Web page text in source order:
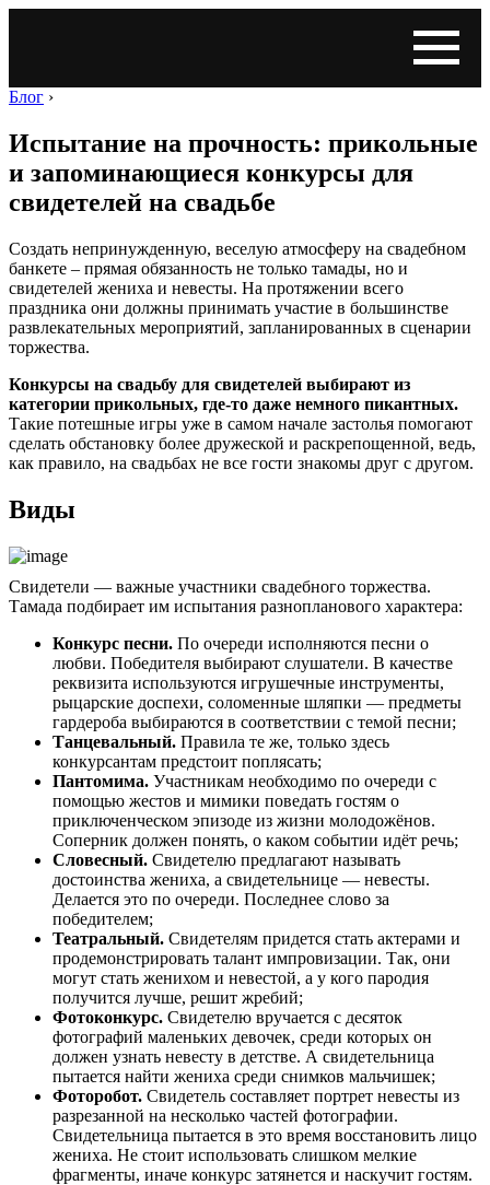
Блог ›
Испытание на прочность: прикольные
и запоминающиеся конкурсы для
свидетелей на свадьбе
Создать непринужденную, веселую атмосферу на свадебном
банкете – прямая обязанность не только тамады, но и
свидетелей жениха и невесты. На протяжении всего
праздника они должны принимать участие в большинстве
развлекательных мероприятий, запланированных в сценарии
торжества.
Конкурсы на свадьбу для свидетелей выбирают из
категории прикольных, где-то даже немного пикантных.
Такие потешные игры уже в самом начале застолья помогают
сделать обстановку более дружеской и раскрепощенной, ведь,
как правило, на свадьбах не все гости знакомы друг с другом.
Виды
Свидетели — важные участники свадебного торжества.
Тамада подбирает им испытания разнопланового характера:
Конкурс песни. По очереди исполняются песни о
любви. Победителя выбирают слушатели. В качестве
реквизита используются игрушечные инструменты,
рыцарские доспехи, соломенные шляпки — предметы
гардероба выбираются в соответствии с темой песни;
Танцевальный. Правила те же, только здесь
конкурсантам предстоит поплясать;
Пантомима. Участникам необходимо по очереди с
помощью жестов и мимики поведать гостям о
приключенческом эпизоде из жизни молодожёнов.
Соперник должен понять, о каком событии идёт речь;
Словесный. Свидетелю предлагают называть
достоинства жениха, а свидетельнице — невесты.
Делается это по очереди. Последнее слово за
победителем;
Театральный. Свидетелям придется стать актерами и
продемонстрировать талант импровизации. Так, они
могут стать женихом и невестой, а у кого пародия
получится лучше, решит жребий;
Фотоконкурс. Свидетелю вручается с десяток
фотографий маленьких девочек, среди которых он
должен узнать невесту в детстве. А свидетельница
пытается найти жениха среди снимков мальчишек;
Фоторобот. Свидетель составляет портрет невесты из
разрезанной на несколько частей фотографии.
Свидетельница пытается в это время восстановить лицо
жениха. Не стоит использовать слишком мелкие
фрагменты, иначе конкурс затянется и наскучит гостям.